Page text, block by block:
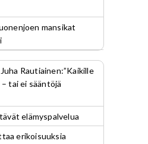
mansikat
Rautiainen:”Kaikille
tai ei sääntöjä
elämyspalvelua
erikoisuuksia